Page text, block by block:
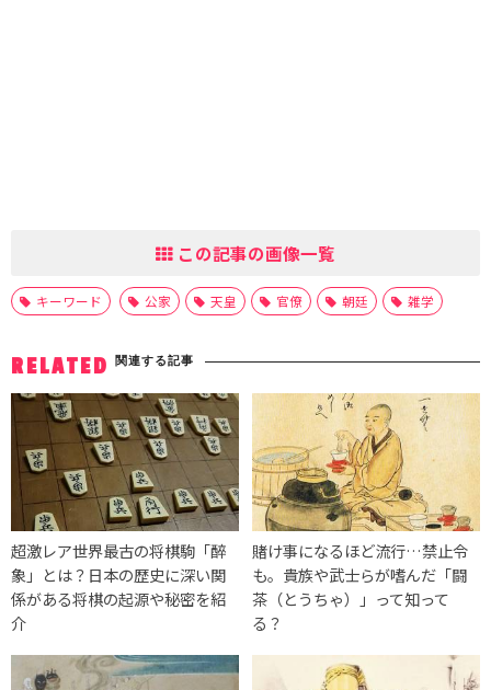
この記事の画像一覧
キーワード 公家 天皇 官僚 朝廷 雑学
RELATED 関連する記事
超激レア世界最古の将棋駒「醉
象」とは？日本の歴史に深い関
係がある将棋の起源や秘密を紹
介
賭け事になるほど流行…禁止令
も。貴族や武士らが嗜んだ「闘
茶（とうちゃ）」って知って
る？